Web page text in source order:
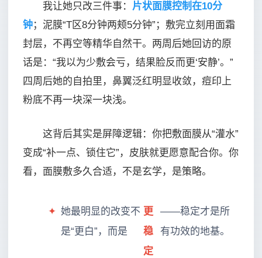
我让她只改三件事： 片状面膜控制在10分
钟；泥膜“T区8分钟两颊5分钟”；敷完立刻用面霜
封层，不再空等精华自然干。两周后她回访的原
话是：“我以为少敷会亏，结果脸反而更‘安静’。”
四周后她的自拍里，鼻翼泛红明显收敛，痘印上
粉底不再一块深一块浅。
这背后其实是屏障逻辑：你把敷面膜从“灌水”
变成“补一点、锁住它”，皮肤就更愿意配合你。你
看，面膜敷多久合适，不是玄学，是策略。
✦ 她最明显的改变不
是“更白”，而是
更
稳
定
——稳定才是所
有功效的地基。